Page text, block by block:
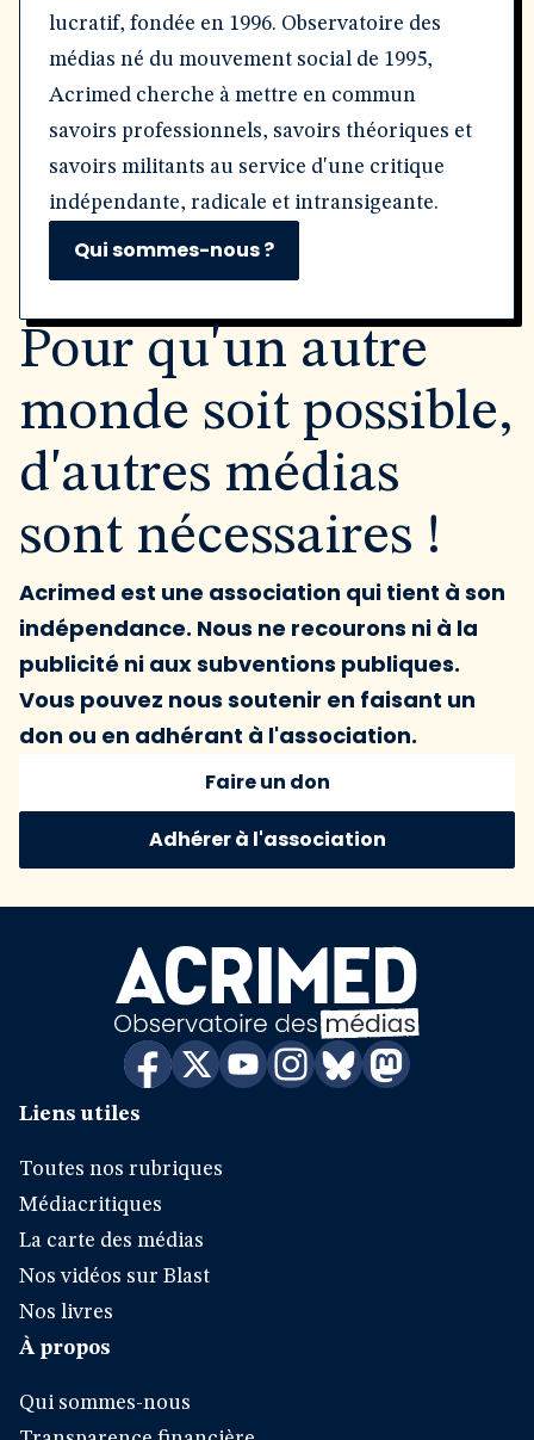
lucratif, fondée en 1996. Observatoire des
médias né du mouvement social de 1995,
Acrimed cherche à mettre en commun
savoirs professionnels, savoirs théoriques et
savoirs militants au service d'une critique
indépendante, radicale et intransigeante.
Qui sommes-nous ?
Pour qu'un autre
monde soit possible,
d'autres médias
sont nécessaires !
Acrimed est une association qui tient à son
indépendance. Nous ne recourons ni à la
publicité ni aux subventions publiques.
Vous pouvez nous soutenir en faisant un
don ou en adhérant à l'association.
Faire un don
Adhérer à l'association
Liens utiles
Toutes nos rubriques
Médiacritiques
La carte des médias
Nos vidéos sur Blast
Nos livres
À propos
Qui sommes-nous